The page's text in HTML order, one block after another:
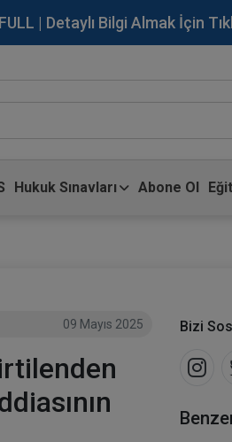
| Detaylı Bilgi Almak İçin
Hukuk Sınavları Abone Ol
09 Mayıs 2025 Bizi